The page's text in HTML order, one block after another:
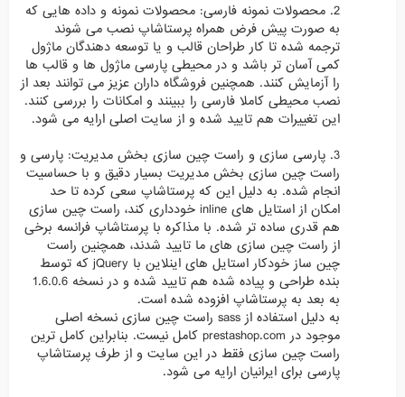
2. محصولات نمونه فارسی: محصولات نمونه و داده هایی که
به صورت پیش فرض همراه پرستاشاپ نصب می شوند
ترجمه شده تا کار طراحان قالب و یا توسعه دهندگان ماژول
کمی آسان تر باشد و در محیطی پارسی ماژول ها و قالب ها
را آزمایش کنند. همچنین فروشگاه داران عزیز می توانند بعد از
نصب محیطی کاملا فارسی را ببینند و امکانات را بررسی کنند.
این تغییرات هم تایید شده و از سایت اصلی ارایه می شود.
3. پارسی سازی و راست چین سازی بخش مدیریت: پارسی و
راست چین سازی بخش مدیریت بسیار دقیق و با حساسیت
انجام شده. به دلیل این که پرستاشاپ سعی کرده تا حد
امکان از استایل های inline خودداری کند، راست چین سازی
هم قدری ساده تر شده. با مذاکره با پرستاشاپ فرانسه برخی
از راست چین سازی های ما تایید شدند، همچنین راست
چین ساز خودکار استایل های اینلاین با jQuery که توسط
بنده طراحی و پیاده شده هم تایید شده و در نسخه 1.6.0.6
به بعد به پرستاشاپ افزوده شده است.
به دلیل استفاده از sass راست چین سازی نسخه اصلی
موجود در prestashop.com کامل نیست. بنابراین کامل ترین
راست چین سازی فقط در این سایت و از طرف پرستاشاپ
پارسی برای ایرانیان ارایه می شود.